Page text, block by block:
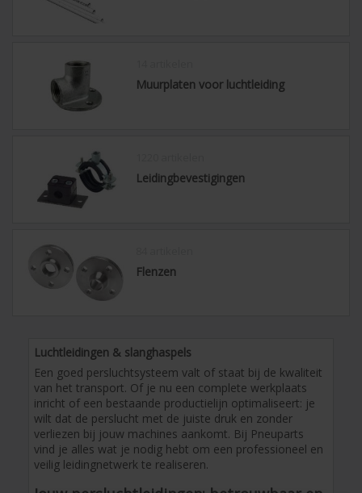
Muurplaten voor luchtleiding
Leidingbevestigingen
Flenzen
Luchtleidingen & slanghaspels
Een goed persluchtsysteem valt of staat bij de kwaliteit
van het transport. Of je nu een complete werkplaats
inricht of een bestaande productielijn optimaliseert: je
wilt dat de perslucht met de juiste druk en zonder
verliezen bij jouw machines aankomt. Bij Pneuparts
vind je alles wat je nodig hebt om een professioneel en
veilig leidingnetwerk te realiseren.